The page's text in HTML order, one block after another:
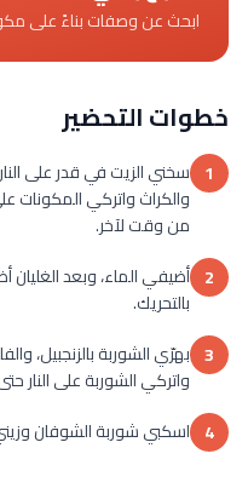
ابحث عن وصفات بناءً على
خطوات التحضير
1 سخني الزيت في قدر على
من وقت لآخر.
2 أضيفي الماء، وبعد
بالتحريك.
3 بهرّي الشوربة بالزنجبيل،
واتركي الشوربة على النار
4 اسكبي شوربة الشوفان